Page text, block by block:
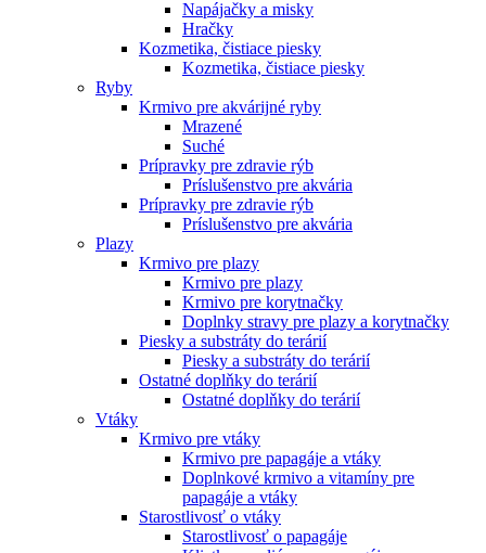
Napájačky a misky
Hračky
Kozmetika, čistiace piesky
Kozmetika, čistiace piesky
Ryby
Krmivo pre akvárijné ryby
Mrazené
Suché
Prípravky pre zdravie rýb
Príslušenstvo pre akvária
Prípravky pre zdravie rýb
Príslušenstvo pre akvária
Plazy
Krmivo pre plazy
Krmivo pre plazy
Krmivo pre korytnačky
Doplnky stravy pre plazy a korytnačky
Piesky a substráty do terárií
Piesky a substráty do terárií
Ostatné doplňky do terárií
Ostatné doplňky do terárií
Vtáky
Krmivo pre vtáky
Krmivo pre papagáje a vtáky
Doplnkové krmivo a vitamíny pre
papagáje a vtáky
Starostlivosť o vtáky
Starostlivosť o papagáje